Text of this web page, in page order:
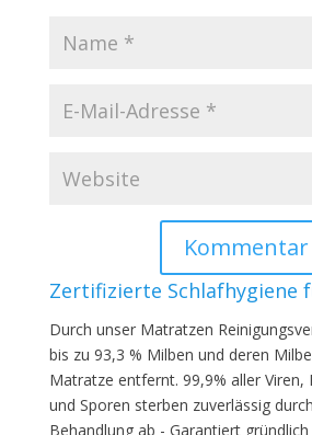
Zertifizierte Schlafhygiene
Durch unser Matratzen
bis zu 93,3 % Milben und deren
Matratze entfernt. 99,9% aller Viren,
und Sporen sterben zuverlässig
Behandlung ab - Garantiert